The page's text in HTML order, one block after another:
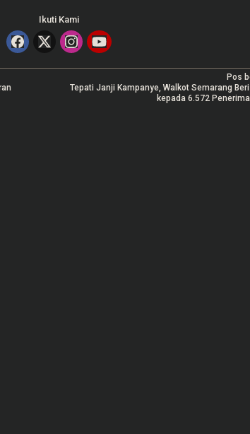
Ikuti Kami
Pos
Tepati Janji Kampanye, Walkot Semarang
kepada 6.572